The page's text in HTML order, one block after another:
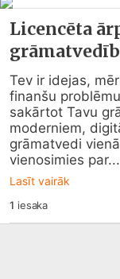
Licencēta
Tev ir idejas,
finanšu
sakārtot Tavu
moderniem,
grāmatvedi
vienosimies par...
Lasīt vairāk
1 iesaka